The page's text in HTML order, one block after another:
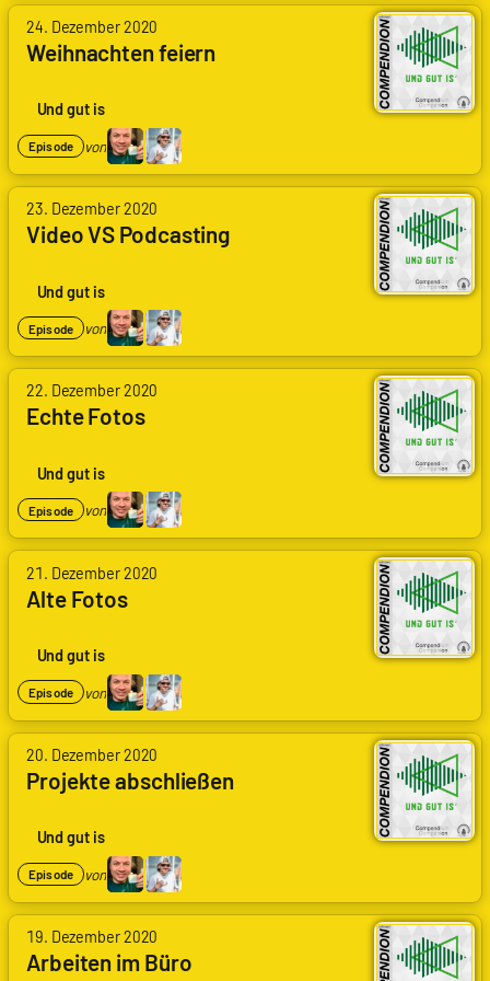
24. Dezember 2020
Weihnachten feiern
Und gut is
Episode von
von
Arne
Ruddat
Kling
23. Dezember 2020
Video VS Podcasting
Und gut is
Episode von
von
Arne
Ruddat
Kling
22. Dezember 2020
Echte Fotos
Und gut is
Episode von
von
Arne
Ruddat
Kling
21. Dezember 2020
Alte Fotos
Und gut is
Episode von
von
Arne
Ruddat
Kling
20. Dezember 2020
Projekte abschließen
Und gut is
Episode von
von
Arne
Ruddat
Kling
19. Dezember 2020
Arbeiten im Büro
von
Arne
Ruddat